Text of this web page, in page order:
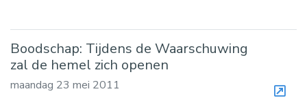
Boodschap: Tijdens de Waarschuwing
zal de hemel zich openen
maandag 23 mei 2011